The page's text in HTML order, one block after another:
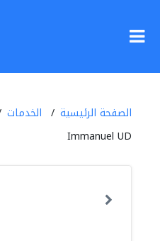
الصفحة الرئيسية الخدمات
Immanuel UD